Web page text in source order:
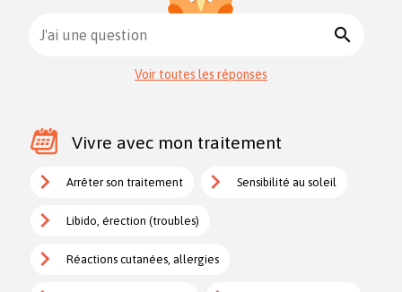
J'ai une question search
Voir toutes les réponses
Vivre avec mon traitement
Arrêter son traitement Sensibilité au soleil
Libido, érection (troubles)
Réactions cutanées, allergies